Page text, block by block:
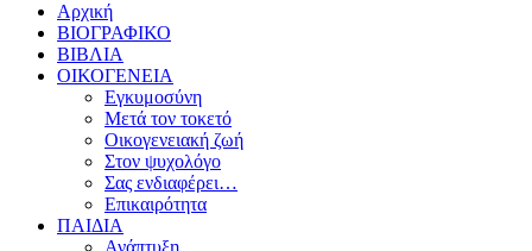
Αρχική
ΒΙΟΓΡΑΦΙΚΟ
ΒΙΒΛΙΑ
ΟΙΚΟΓΕΝΕΙΑ
Εγκυμοσύνη
Μετά τον τοκετό
Οικογενειακή ζωή
Στον ψυχολόγο
Σας ενδιαφέρει…
Επικαιρότητα
ΠΑΙΔΙΑ
Ανάπτυξη